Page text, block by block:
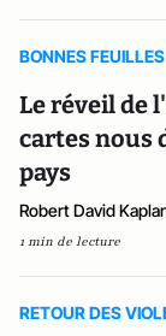
BONNES FEUILLES
Le réveil de
cartes nous
pays
Robert David
1 min de lecture
RETOUR DES